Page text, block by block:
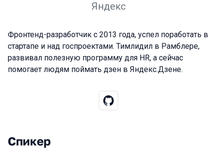
Яндекс
Фронтенд-разработчик с 2013 года, успел поработать в
стартапе и над госпроектами. Тимлидил в Рамблере,
развивал полезную программу для HR, а сейчас
помогает людям поймать дзен в Яндекс.Дзене.
Выступления в сезоне 2022 Spring
Спикер